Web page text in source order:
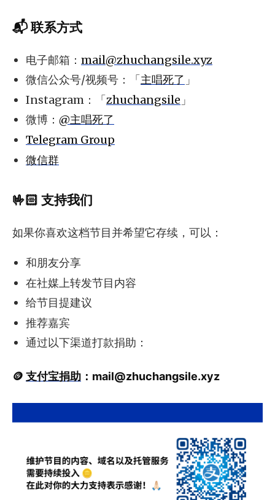
📬 联系方式
电子邮箱： mail@zhuchangsile.xyz
微信公众号/视频号：「主唱死了 」
Instagram：「zhuchangsile 」
微博： @主唱死了
Telegram Group
微信群
🤟🏻 支持我们
如果你喜欢这档节目并希望它存续，可以：
和朋友分享
在社媒上转发节目内容
给节目提建议
推荐嘉宾
通过以下渠道打款捐助：
🪙 支付宝捐助 ： mail@zhuchangsile.xyz